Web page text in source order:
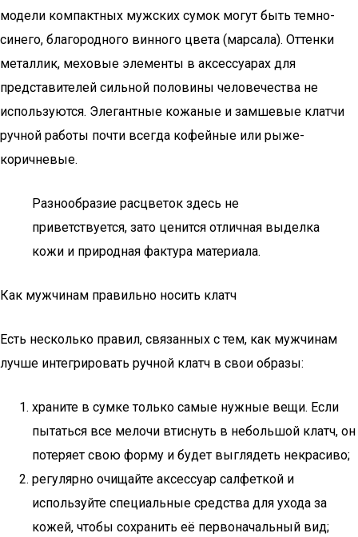
модели компактных мужских сумок могут быть темно-
синего, благородного винного цвета (марсала). Оттенки
металлик, меховые элементы в аксессуарах для
представителей сильной половины человечества не
используются. Элегантные кожаные и замшевые клатчи
ручной работы почти всегда кофейные или рыже-
коричневые.
Разнообразие расцветок здесь не
приветствуется, зато ценится отличная выделка
кожи и природная фактура материала.
Как мужчинам правильно носить клатч
Есть несколько правил, связанных с тем, как мужчинам
лучше интегрировать ручной клатч в свои образы:
храните в сумке только самые нужные вещи. Если
пытаться все мелочи втиснуть в небольшой клатч, он
потеряет свою форму и будет выглядеть некрасиво;
регулярно очищайте аксессуар салфеткой и
используйте специальные средства для ухода за
кожей, чтобы сохранить её первоначальный вид;